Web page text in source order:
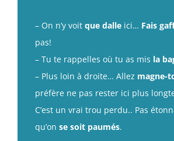
– On n’y voit que dalleici… Fais
pas!
– Tu te rappelles où tu as mis la
– Plus loin à droite… Allez magne-
préfère ne pas rester ici plus
C’est un vrai trou perdu.. Pas
qu’on se soit paumés.